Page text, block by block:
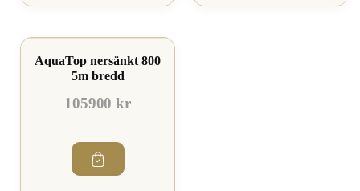
AquaTop nersänkt 800
5m bredd
105900 kr